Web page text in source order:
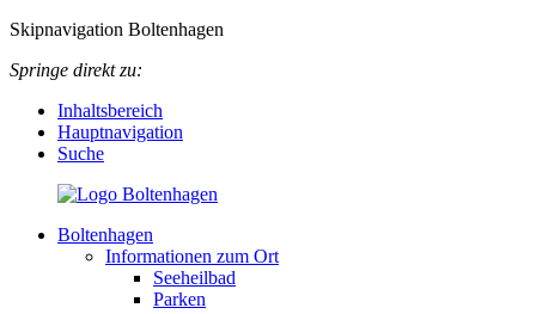
Skipnavigation Boltenhagen
Springe direkt zu:
Inhaltsbereich
Hauptnavigation
Suche
Boltenhagen
Informationen zum Ort
Seeheilbad
Parken